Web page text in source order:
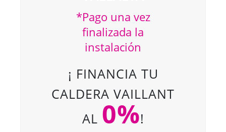
*Pago una vez
finalizada la
instalación
¡ FINANCIA TU
CALDERA VAILLANT
AL 0%!